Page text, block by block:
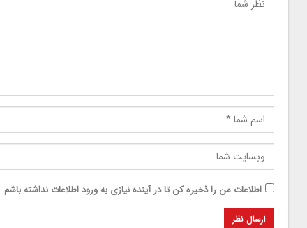
اطلاعات من را ذخیره کن تا در آینده نیازی به ورود اطلاعات نداشته باشم